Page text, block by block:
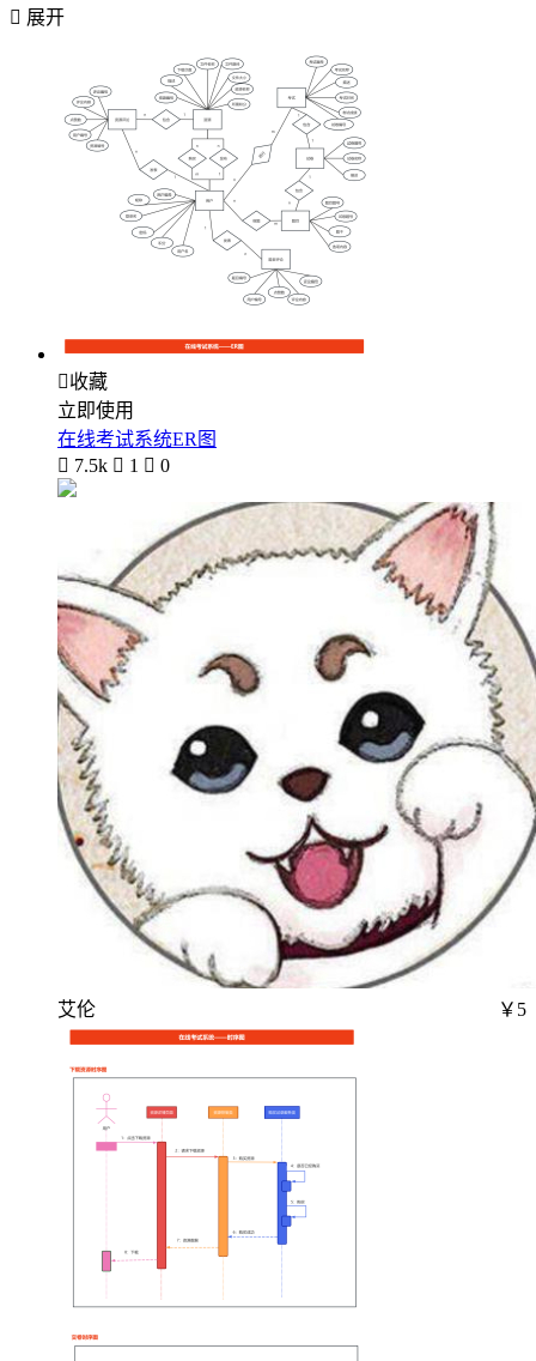
 展开
收藏
立即使用
在线考试系统ER图
 7.5k  1  0
艾伦 ￥5